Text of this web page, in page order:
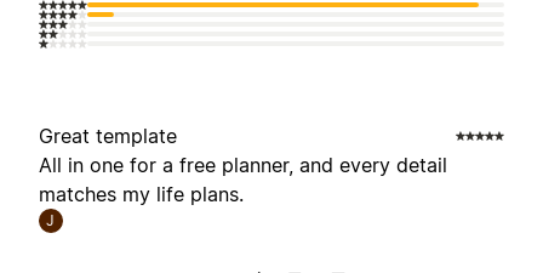
Great template
All in one for a free planner, and every detail
matches my life plans.
J